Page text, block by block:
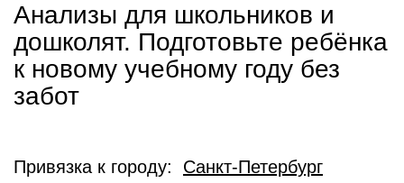
Анализы для школьников и
дошколят. Подготовьте ребёнка
к новому учебному году без
забот
Привязка к городу: Санкт-Петербург